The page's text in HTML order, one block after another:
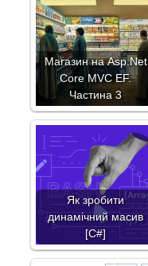
Магазин на Asp.Net
Core MVC EF.
Частина 3
Як зробити
динамічний масив
[C#]